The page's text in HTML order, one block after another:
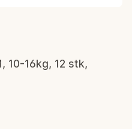
10-16kg, 12 stk,